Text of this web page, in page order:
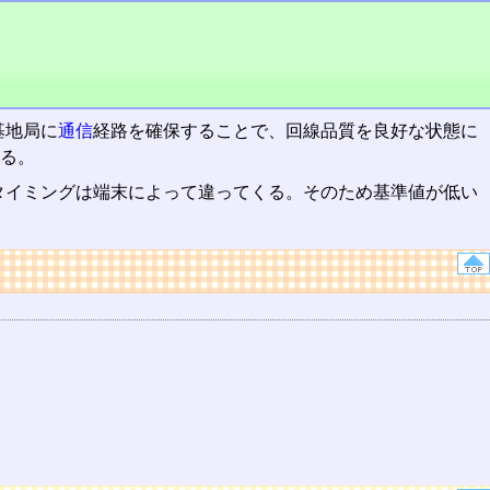
地局に通信経路を確保することで、回線品質を良好な状態に
。
ミングは端末によって違ってくる。そのため基準値が低い